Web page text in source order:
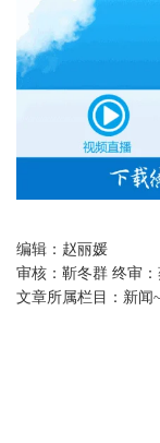
编辑： 赵丽媛
审核： 靳冬群 终审
文章所属栏目： 新闻